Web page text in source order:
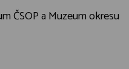
ČSOP a Muzeum okresu